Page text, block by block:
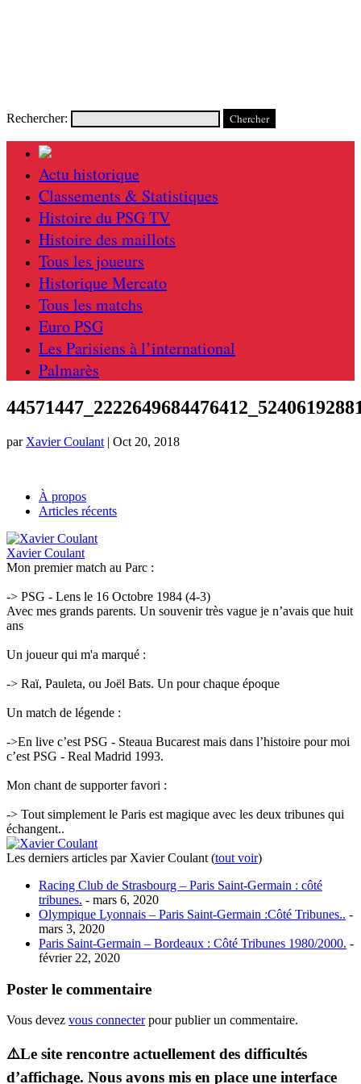
Rechercher:
Actu historique
Classements & Statistiques
Histoire du PSG TV
Histoire des maillots
Tous les joueurs
Historique Mercato
Tous les matchs
Euro PSG
Les Parisiens à l’international
Palmarès
par Xavier Coulant | Oct 20, 2018
À propos
Articles récents
Xavier Coulant
Mon premier match au Parc :
-> PSG - Lens le 16 Octobre 1984 (4-3)
Avec mes grands parents. Un souvenir très vague je n’avais que huit
ans
Un joueur qui m'a marqué :
-> Raï, Pauleta, ou Joël Bats. Un pour chaque époque
Un match de légende :
->En live c’est PSG - Steaua Bucarest mais dans l’histoire pour moi
c’est PSG - Real Madrid 1993.
Mon chant de supporter favori :
-> Tout simplement le Paris est magique avec les deux tribunes qui
échangent..
Les derniers articles par Xavier Coulant (tout voir)
Racing Club de Strasbourg – Paris Saint-Germain : côté
tribunes. - mars 6, 2020
Olympique Lyonnais – Paris Saint-Germain :Côté Tribunes.. -
mars 3, 2020
Paris Saint-Germain – Bordeaux : Côté Tribunes 1980/2000. -
février 22, 2020
Poster le commentaire
Vous devez vous connecterpour publier un commentaire.
⚠️Le site rencontre actuellement des difficultés
d’affichage. Nous avons mis en place une interface